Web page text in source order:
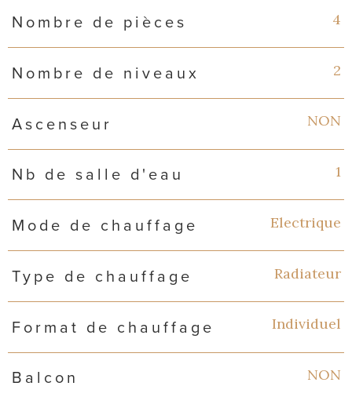
Nombre de pièces 4
Nombre de niveaux 2
Ascenseur NON
Nb de salle d'eau 1
Mode de chauffage Electrique
Type de chauffage Radiateur
Format de chauffage Individuel
Balcon NON